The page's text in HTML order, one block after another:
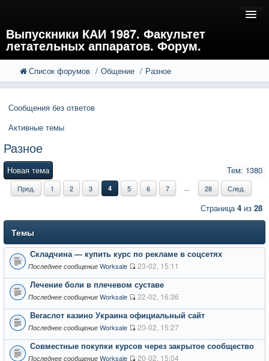
Выпускники КАИ 1987. Факультет
летательных аппаратов. Форум.
FAQ
Расширенный поиск
Список форумов Общение Разное
Сообщения без ответов
Активные темы
Разное
Новая тема Тем: 1380
Пред. 1 2 3 4 5 6 7 ... 28 След.
Страница4 из 28
Темы
Складчина — купить курс по рекламе в соцсетях
Последнее сообщение Worksale 23-02, 15:11
Лечение боли в плечевом суставе
Последнее сообщение Worksale 22-02, 16:36
Вегаслот казино Украина официальный сайт
Последнее сообщение Worksale 20-02, 15:27
Совместные покупки курсов через закрытое сообщество
Последнее сообщение Worksale 20-02, 15:04